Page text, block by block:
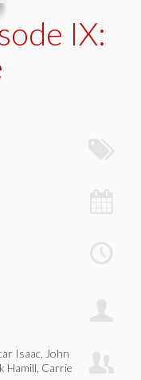
IX:
Isaac, John
Hamill, Carrie